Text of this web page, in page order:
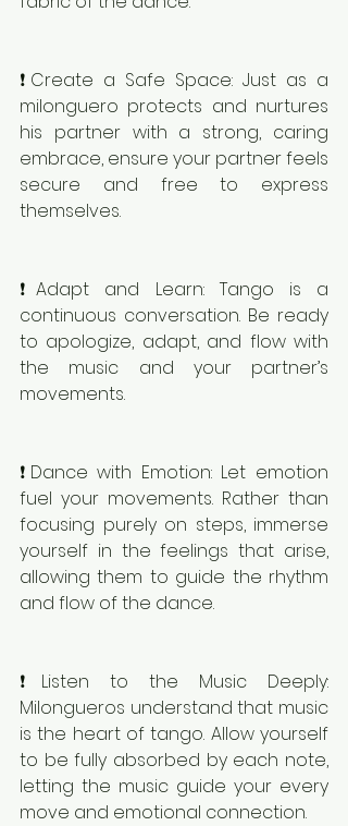
❗️Create a Safe Space: Just as a
milonguero protects and nurtures
his partner with a strong, caring
embrace, ensure your partner feels
secure and free to express
themselves.
❗️Adapt and Learn: Tango is a
continuous conversation. Be ready
to apologize, adapt, and flow with
the music and your partner’s
movements.
❗️Dance with Emotion: Let emotion
fuel your movements. Rather than
focusing purely on steps, immerse
yourself in the feelings that arise,
allowing them to guide the rhythm
and flow of the dance.
❗️Listen to the Music Deeply:
Milongueros understand that music
is the heart of tango. Allow yourself
to be fully absorbed by each note,
letting the music guide your every
move and emotional connection.